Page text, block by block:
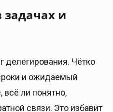
задачах и
делегирования. Чётко
и ожидаемый
всё ли понятно,
связи. Это избавит